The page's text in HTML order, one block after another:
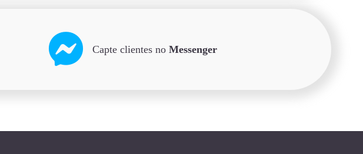
Capte clientes no Messenger